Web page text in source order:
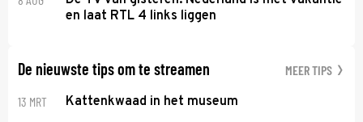
en laat RTL 4 links liggen
De nieuwste tips om te streamen MEER TIPS
13 MRT Kattenkwaad in het museum